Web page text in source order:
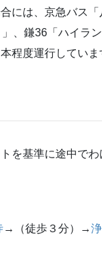
には、京急バス
、鎌36「ハイラ
程度運行していま
を基準に途中で
→（徒歩３分）→